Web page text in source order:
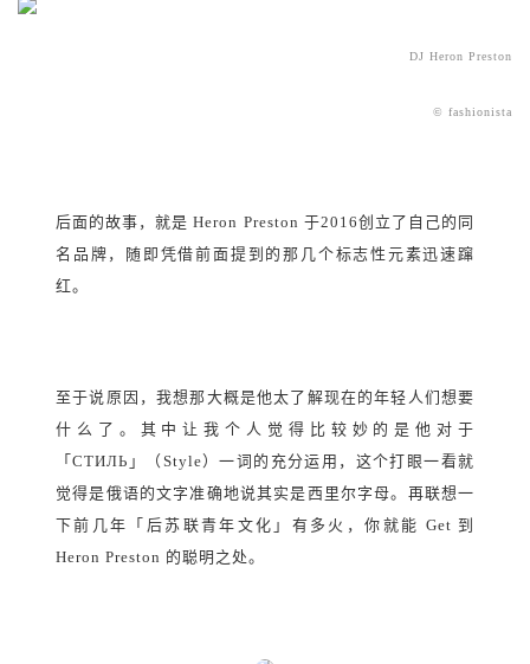
DJ Heron Preston
© fashionista
后面的故事，就是 Heron Preston 于2016创立了自己的同
名品牌，随即凭借前面提到的那几个标志性元素迅速蹿
红。
至于说原因，我想那大概是他太了解现在的年轻人们想要
什么了。其中让我个人觉得比较妙的是他对于
「СТИЛЬ」（Style）一词的充分运用，这个打眼一看就
觉得是俄语的文字准确地说其实是西里尔字母。再联想一
下前几年「后苏联青年文化」有多火，你就能 Get 到
Heron Preston 的聪明之处。